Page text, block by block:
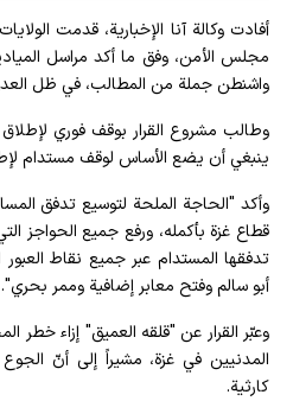
أفادت وکالة آنا الإخباریة، قدمت
مجلس الأمن، وفق ما أكد مراسل
واشنطن جملة من المطالب، في ظل
وطالب مشروع القرار بوقف فوري لإطلاق
ينبغي أن يضع الأساس لوقف مستدام
وأكد "الحاجة الملحة لتوسيع تدفق
قطاع غزة بأكمله، ورفع جميع
تدفقها المستدام عبر جميع نقاط
أبو سالم وفتح معابر إضافية وممر بحري".
وعبّر القرار عن "قلقه العميق" إزاء خطر
المدنيين في غزة، مشيراً إلى أنّ
كارثية.